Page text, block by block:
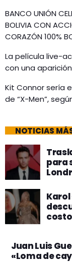
BANCO UNIÓN
BOLIVIA CON
CORAZÓN 100%
La película live-
con una
Kit Connor sería
de “X-Men”,
NOTICIAS
para
Juan Luis
«Loma de